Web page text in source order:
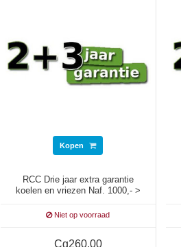
Kopen
RCC Drie jaar extra garantie
koelen en vriezen Naf. 1000,- >
Niet op voorraad
Cg260.00